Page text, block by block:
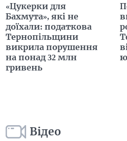
«Цукерки для
Бахмута», які не
доїхали: податкова
Тернопільщини
викрила порушення
на понад 32 млн
гривень
Відео